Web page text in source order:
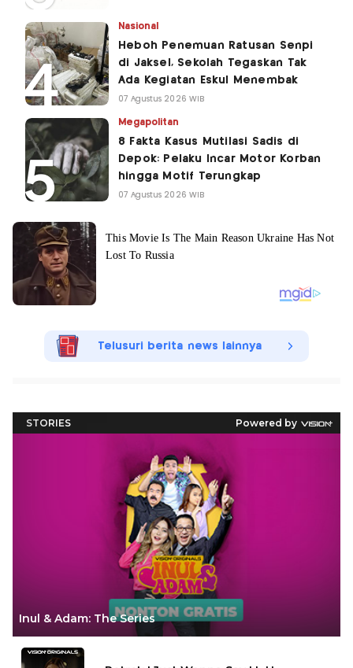
Nasional
Heboh Penemuan Ratusan Senpi
di Jaksel, Sekolah Tegaskan Tak
Ada Kegiatan Eskul Menembak
07 Agustus 2026 WIB
Megapolitan
8 Fakta Kasus Mutilasi Sadis di
Depok: Pelaku Incar Motor Korban
hingga Motif Terungkap
07 Agustus 2026 WIB
Telusuri berita news lainnya